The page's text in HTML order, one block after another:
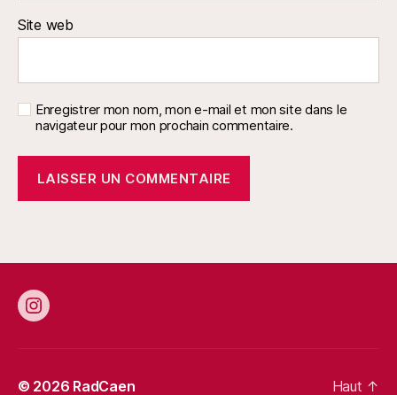
Site web
Enregistrer mon nom, mon e-mail et mon site dans le
navigateur pour mon prochain commentaire.
Instagram
© 2026 RadCaen Haut ↑